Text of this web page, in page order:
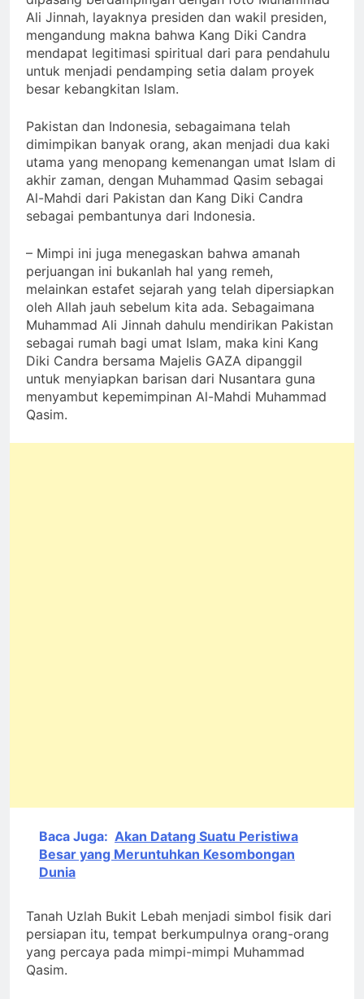
Ali Jinnah, layaknya presiden dan wakil presiden,
mengandung makna bahwa Kang Diki Candra
mendapat legitimasi spiritual dari para pendahulu
untuk menjadi pendamping setia dalam proyek
besar kebangkitan Islam.
Pakistan dan Indonesia, sebagaimana telah
dimimpikan banyak orang, akan menjadi dua kaki
utama yang menopang kemenangan umat Islam di
akhir zaman, dengan Muhammad Qasim sebagai
Al-Mahdi dari Pakistan dan Kang Diki Candra
sebagai pembantunya dari Indonesia.
– Mimpi ini juga menegaskan bahwa amanah
perjuangan ini bukanlah hal yang remeh,
melainkan estafet sejarah yang telah dipersiapkan
oleh Allah jauh sebelum kita ada. Sebagaimana
Muhammad Ali Jinnah dahulu mendirikan Pakistan
sebagai rumah bagi umat Islam, maka kini Kang
Diki Candra bersama Majelis GAZA dipanggil
untuk menyiapkan barisan dari Nusantara guna
menyambut kepemimpinan Al-Mahdi Muhammad
Qasim.
Baca Juga: Akan Datang Suatu Peristiwa
Besar yang Meruntuhkan Kesombongan
Dunia
Tanah Uzlah Bukit Lebah menjadi simbol fisik dari
persiapan itu, tempat berkumpulnya orang-orang
yang percaya pada mimpi-mimpi Muhammad
Qasim.